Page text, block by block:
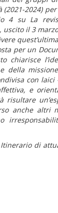
2024)
4 su La
uscito il 3
per un
chiarisce
con
e
risultare
anche altri
di